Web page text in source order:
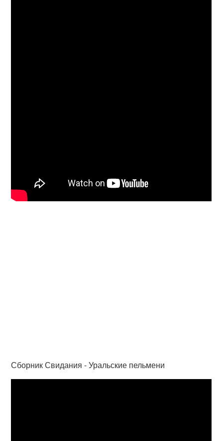
Сборник Свидания - Уральские пельмени